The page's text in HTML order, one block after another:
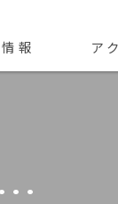
報 ア